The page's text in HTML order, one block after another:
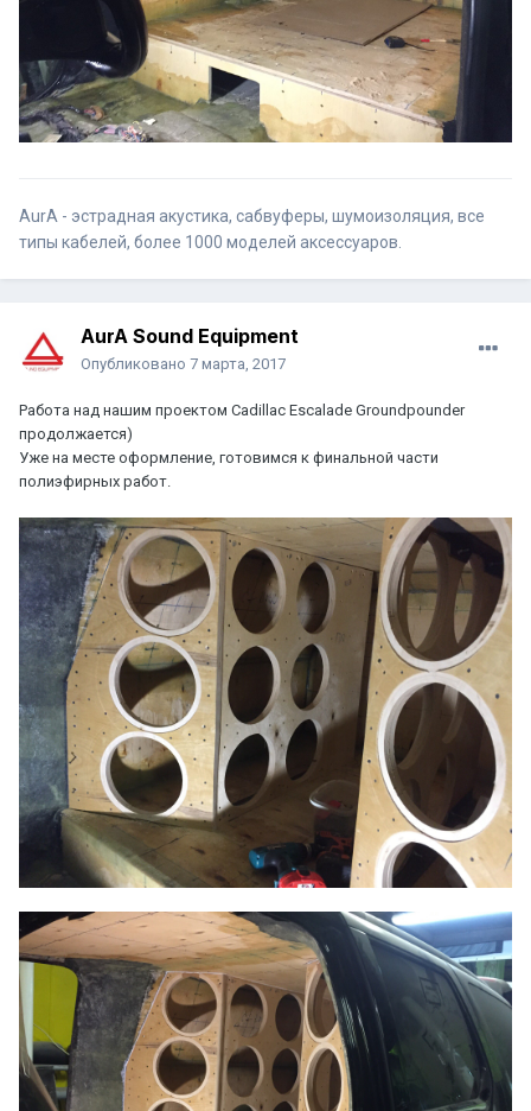
AurA - эстрадная акустика, сабвуферы, шумоизоляция, все
типы кабелей, более 1000 моделей аксессуаров.
AurA Sound Equipment
Опубликовано 7 марта, 2017
Работа над нашим проектом Cadillac Escalade Groundpounder
продолжается)
Уже на месте оформление, готовимся к финальной части
полиэфирных работ.